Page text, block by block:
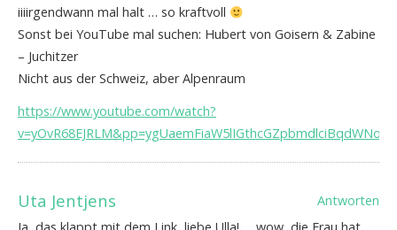
iiiirgendwann mal halt … so kraftvoll
Sonst bei YouTube mal suchen: Hubert von Goisern & Zabine
– Juchitzer
Nicht aus der Schweiz, aber Alpenraum
https://www.youtube.com/watch?
Uta Jentjens
Antworten